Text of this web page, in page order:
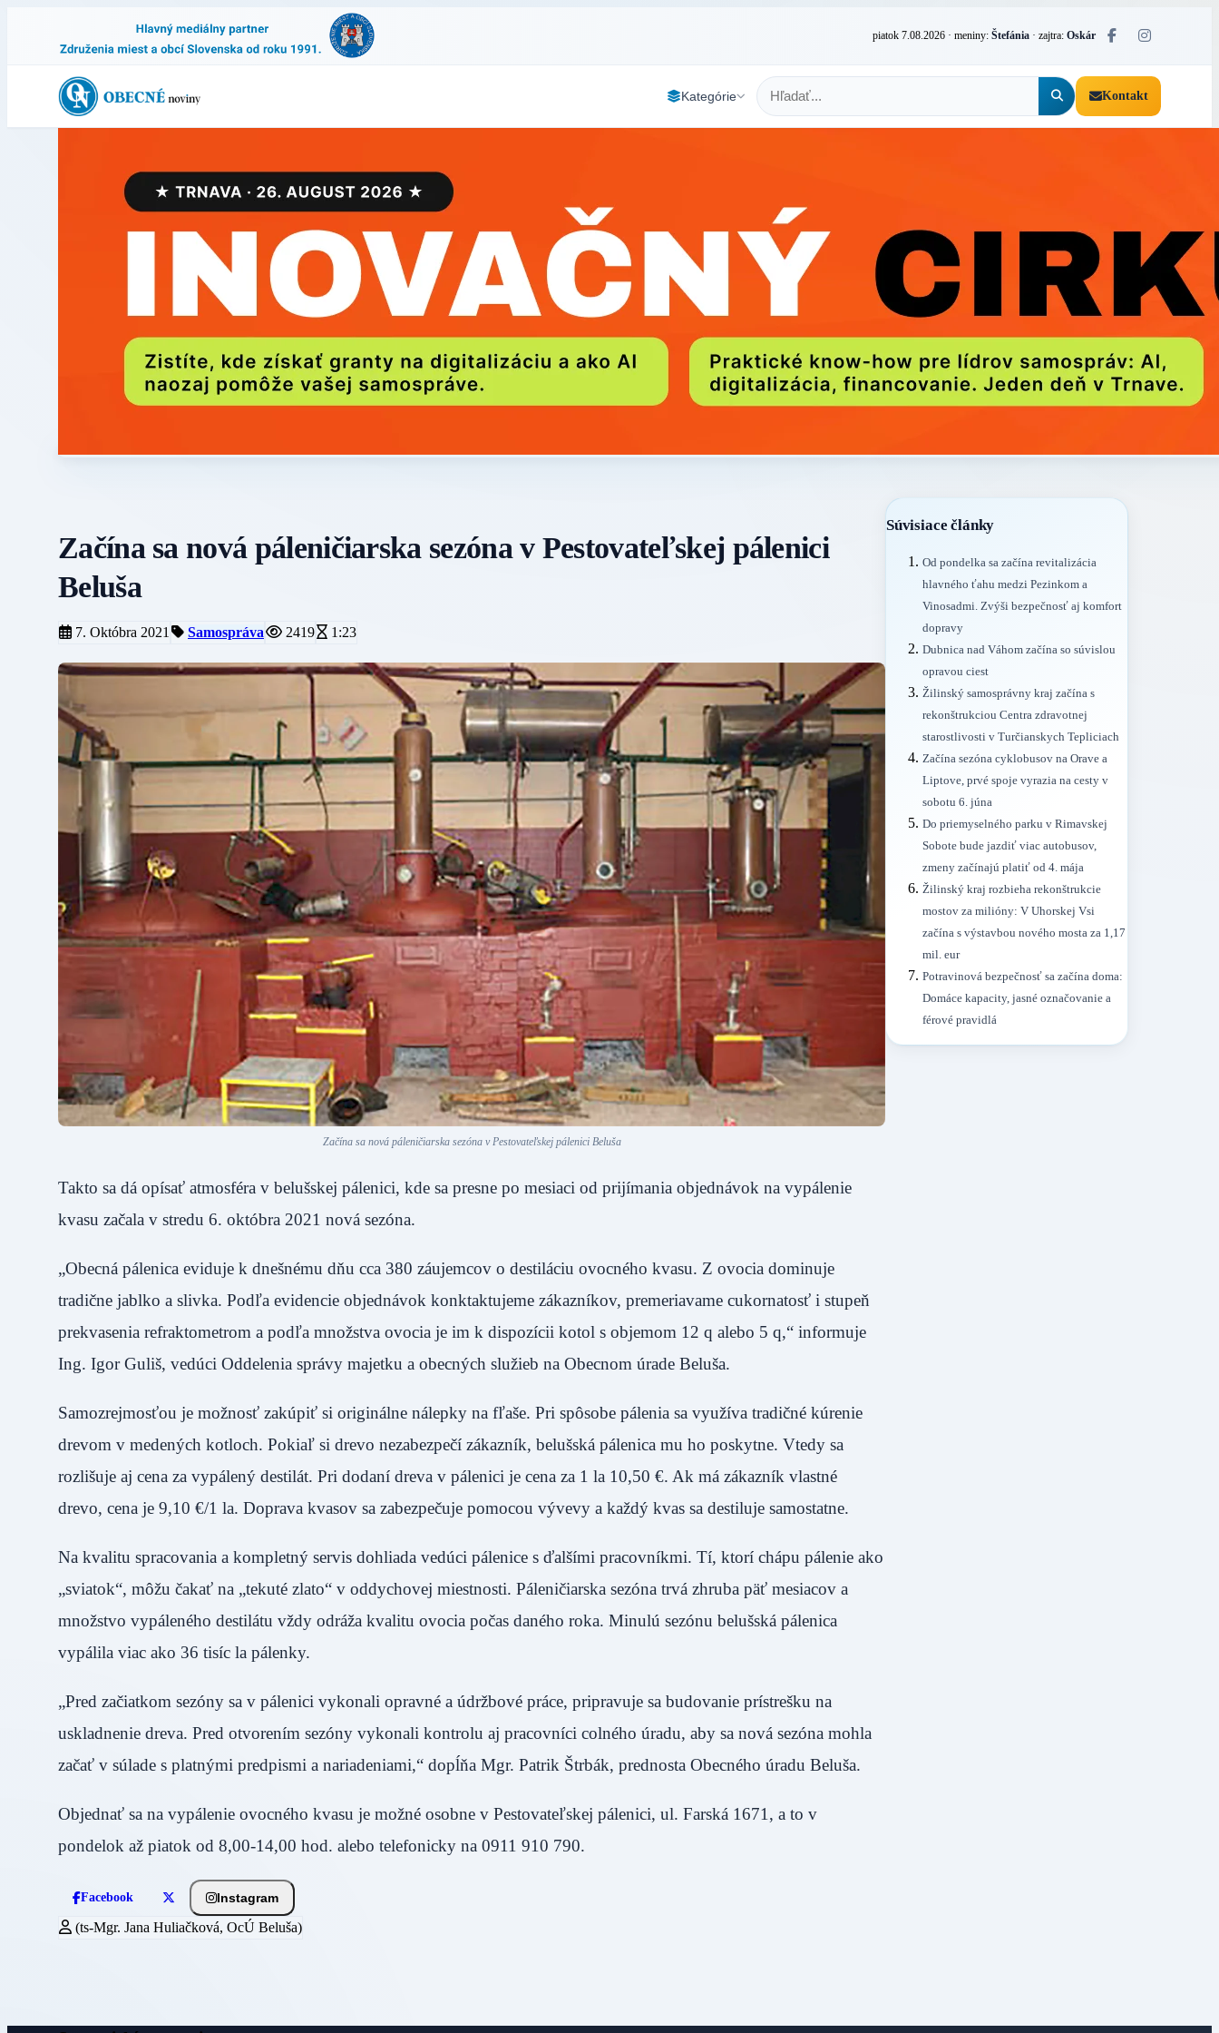
piatok 7.08.2026 · meniny: Štefánia · zajtra: Oskár
Kategórie Kontakt
Začína sa nová páleničiarska sezóna v Pestovateľskej pálenici
Beluša
7. Októbra 2021 Samospráva 2419 1:23
Začína sa nová páleničiarska sezóna v Pestovateľskej pálenici Beluša
Takto sa dá opísať atmosféra v belušskej pálenici, kde sa presne po mesiaci od prijímania objednávok na vypálenie
kvasu začala v stredu 6. októbra 2021 nová sezóna.
„Obecná pálenica eviduje k dnešnému dňu cca 380 záujemcov o destiláciu ovocného kvasu. Z ovocia dominuje
tradične jablko a slivka. Podľa evidencie objednávok konktaktujeme zákazníkov, premeriavame cukornatosť i stupeň
prekvasenia refraktometrom a podľa množstva ovocia je im k dispozícii kotol s objemom 12 q alebo 5 q,“ informuje
Ing. Igor Guliš, vedúci Oddelenia správy majetku a obecných služieb na Obecnom úrade Beluša.
Samozrejmosťou je možnosť zakúpiť si originálne nálepky na fľaše. Pri spôsobe pálenia sa využíva tradičné kúrenie
drevom v medených kotloch. Pokiaľ si drevo nezabezpečí zákazník, belušská pálenica mu ho poskytne. Vtedy sa
rozlišuje aj cena za vypálený destilát. Pri dodaní dreva v pálenici je cena za 1 la 10,50 €. Ak má zákazník vlastné
drevo, cena je 9,10 €/1 la. Doprava kvasov sa zabezpečuje pomocou vývevy a každý kvas sa destiluje samostatne.
Na kvalitu spracovania a kompletný servis dohliada vedúci pálenice s ďalšími pracovníkmi. Tí, ktorí chápu pálenie ako
„sviatok“, môžu čakať na „tekuté zlato“ v oddychovej miestnosti. Páleničiarska sezóna trvá zhruba päť mesiacov a
množstvo vypáleného destilátu vždy odráža kvalitu ovocia počas daného roka. Minulú sezónu belušská pálenica
vypálila viac ako 36 tisíc la pálenky.
„Pred začiatkom sezóny sa v pálenici vykonali opravné a údržbové práce, pripravuje sa budovanie prístrešku na
uskladnenie dreva. Pred otvorením sezóny vykonali kontrolu aj pracovníci colného úradu, aby sa nová sezóna mohla
začať v súlade s platnými predpismi a nariadeniami,“ dopĺňa Mgr. Patrik Štrbák, prednosta Obecného úradu Beluša.
Objednať sa na vypálenie ovocného kvasu je možné osobne v Pestovateľskej pálenici, ul. Farská 1671, a to v
pondelok až piatok od 8,00-14,00 hod. alebo telefonicky na 0911 910 790.
Facebook Instagram
(ts-Mgr. Jana Huliačková, OcÚ Beluša)
Súvisiace články
Od pondelka sa začína revitalizácia
hlavného ťahu medzi Pezinkom a
Vinosadmi. Zvýši bezpečnosť aj komfort
dopravy
Dubnica nad Váhom začína so súvislou
opravou ciest
Žilinský samosprávny kraj začína s
rekonštrukciou Centra zdravotnej
starostlivosti v Turčianskych Tepliciach
Začína sezóna cyklobusov na Orave a
Liptove, prvé spoje vyrazia na cesty v
sobotu 6. júna
Do priemyselného parku v Rimavskej
Sobote bude jazdiť viac autobusov,
zmeny začínajú platiť od 4. mája
Žilinský kraj rozbieha rekonštrukcie
mostov za milióny: V Uhorskej Vsi
začína s výstavbou nového mosta za 1,17
mil. eur
Potravinová bezpečnosť sa začína doma:
Domáce kapacity, jasné označovanie a
férové pravidlá